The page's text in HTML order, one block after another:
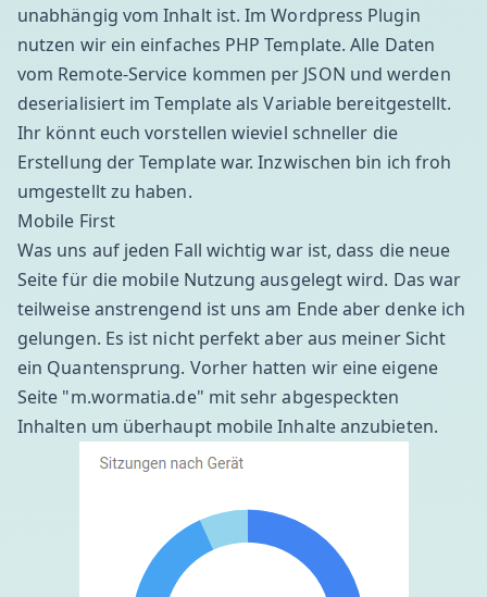
unabhängig vom Inhalt ist. Im Wordpress Plugin
nutzen wir ein einfaches PHP Template. Alle Daten
vom Remote-Service kommen per JSON und werden
deserialisiert im Template als Variable bereitgestellt.
Ihr könnt euch vorstellen wieviel schneller die
Erstellung der Template war. Inzwischen bin ich froh
umgestellt zu haben.
Mobile First
Was uns auf jeden Fall wichtig war ist, dass die neue
Seite für die mobile Nutzung ausgelegt wird. Das war
teilweise anstrengend ist uns am Ende aber denke ich
gelungen. Es ist nicht perfekt aber aus meiner Sicht
ein Quantensprung. Vorher hatten wir eine eigene
Seite "m.wormatia.de" mit sehr abgespeckten
Inhalten um überhaupt mobile Inhalte anzubieten.